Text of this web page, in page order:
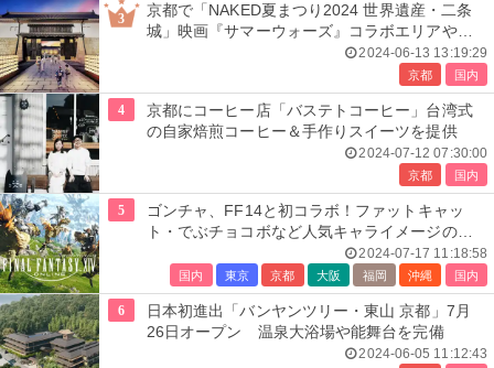
3
京都で「NAKED夏まつり2024 世界遺産・二条
城」映画『サマーウォーズ』コラボエリアや縁
2024-06-13 13:19:29
京都 国内
4
京都にコーヒー店「バステトコーヒー」台湾式
の自家焙煎コーヒー＆手作りスイーツを提供
2024-07-12 07:30:00
京都 国内
5
ゴンチャ、FF14と初コラボ！ファットキャッ
ト・でぶチョコボなど人気キャライメージのド
2024-07-17 11:18:58
国内 東京 京都 大阪 福岡 沖縄 国内
6
日本初進出「バンヤンツリー・東山 京都」7月
26日オープン 温泉大浴場や能舞台を完備
2024-06-05 11:12:43